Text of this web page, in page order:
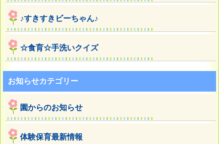
♪すきすきビーちゃん♪
☆食育☆手洗いクイズ
お知らせカテゴリー
園からのお知らせ
体験保育最新情報